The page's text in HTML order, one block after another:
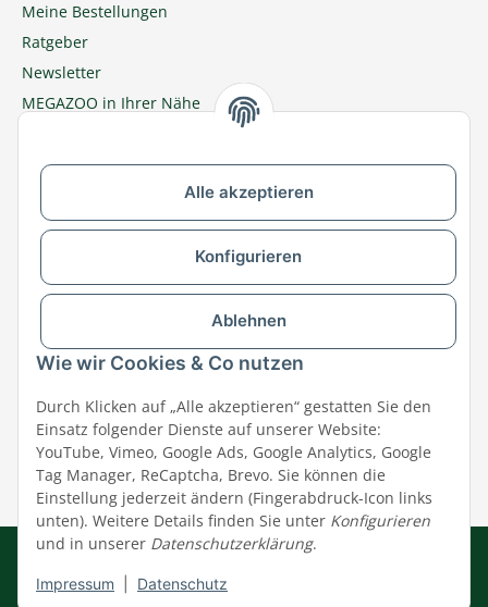
Alle akzeptieren
Konfigurieren
Ablehnen
Wie wir Cookies & Co nutzen
Durch Klicken auf „Alle akzeptieren“ gestatten Sie den
Einsatz folgender Dienste auf unserer Website:
YouTube, Vimeo, Google Ads, Google Analytics, Google
Tag Manager, ReCaptcha, Brevo. Sie können die
Einstellung jederzeit ändern (Fingerabdruck-Icon links
unten). Weitere Details finden Sie unter Konfigurieren
und in unserer Datenschutzerklärung.
Impressum Datenschutz
Meine Bestellungen
Ratgeber
Newsletter
MEGAZOO in Ihrer Nähe
Zu MEGAZOO-nord.de wechseln
Versandpartner & Zahlungsmöglichkeiten
Impressum|AGB|Datenschutz
© MEGAZOO Alpha GmbH